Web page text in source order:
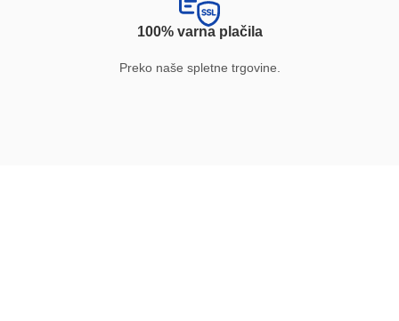
100% varna plačila
Preko naše spletne trgovine.